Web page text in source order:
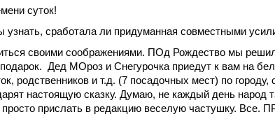
суток!
узнать, сработала ли придуманная совместными
своими соображениями. ПОд Рождество мы
Дед МОроз и Снегурочка приедут к вам на
родственников и т.д. (7 посадочных мест) по городу,
настоящую сказку. Думаю, не каждый день народ
просто прислать в редакцию веселую частушку.